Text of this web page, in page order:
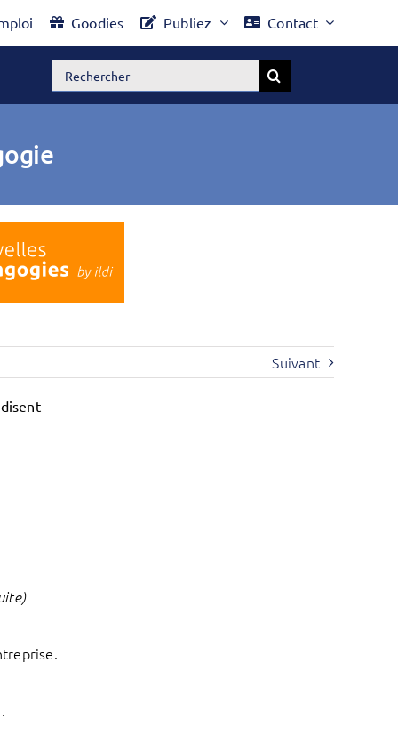
Goodies Publiez Contact
Rechercher:
Suivant